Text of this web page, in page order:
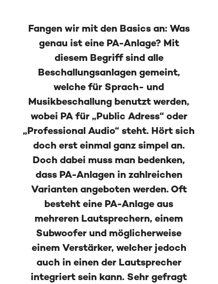
Fangen wir mit den Basics an: Was
genau ist eine PA-Anlage? Mit
diesem Begriff sind alle
Beschallungsanlagen gemeint,
welche für Sprach- und
Musikbeschallung benutzt werden,
wobei PA für „Public Adress“ oder
„Professional Audio“ steht. Hört sich
doch erst einmal ganz simpel an.
Doch dabei muss man bedenken,
dass PA-Anlagen in zahlreichen
Varianten angeboten werden. Oft
besteht eine PA-Anlage aus
mehreren Lautsprechern, einem
Subwoofer und möglicherweise
einem Verstärker, welcher jedoch
auch in einen der Lautsprecher
integriert sein kann. Sehr gefragt